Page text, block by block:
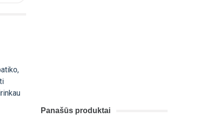
Panašūs produktai